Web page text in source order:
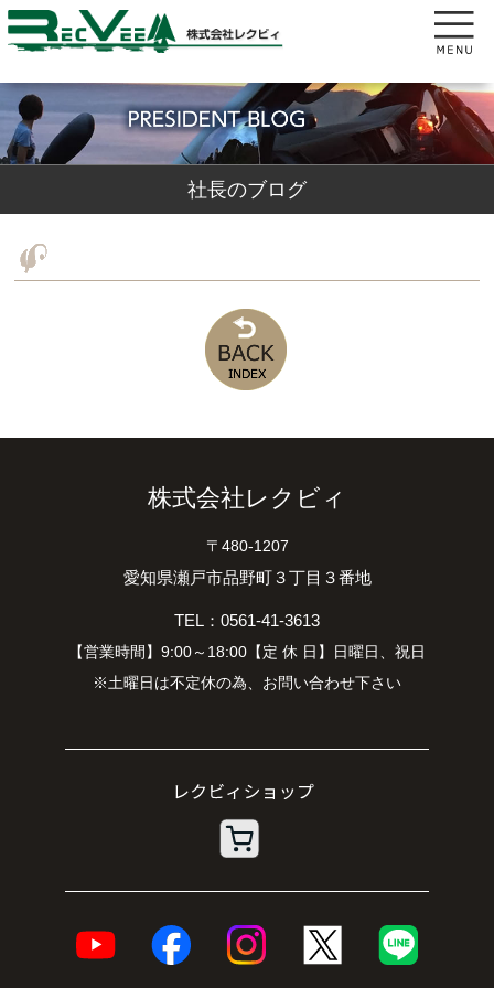
社長のブログ
株式会社レクビィ
〒480-1207
愛知県瀬戸市品野町３丁目３番地
TEL：0561-41-3613
【営業時間】9:00～18:00【定 休 日】日曜日、祝日
※土曜日は不定休の為、お問い合わせ下さい